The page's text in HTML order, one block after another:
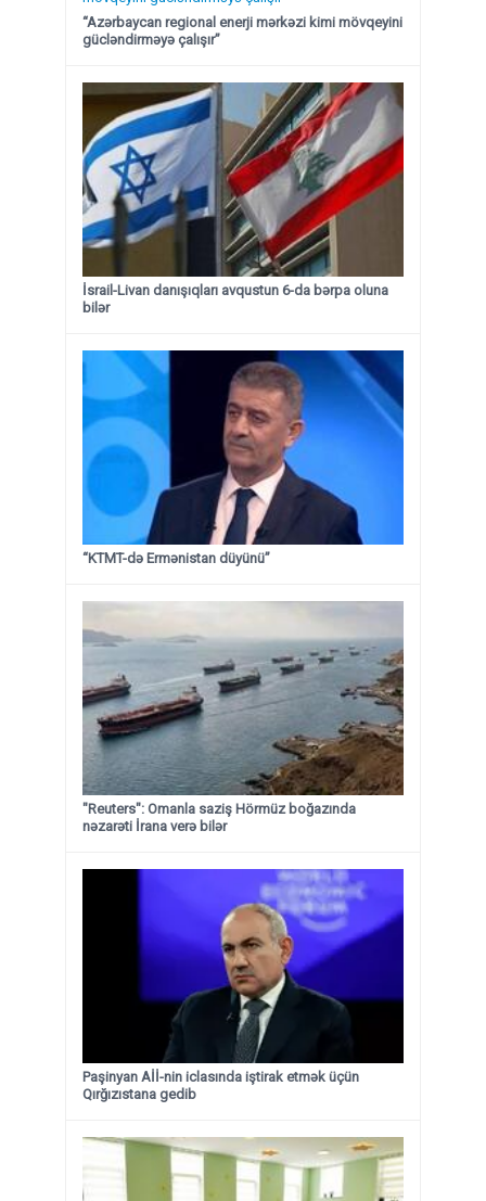
“Azərbaycan regional enerji mərkəzi kimi mövqeyini
gücləndirməyə çalışır”
İsrail-Livan danışıqları avqustun 6-da bərpa oluna
bilər
“KTMT-də Ermənistan düyünü”
"Reuters": Omanla saziş Hörmüz boğazında
nəzarəti İrana verə bilər
Paşinyan Aİİ-nin iclasında iştirak etmək üçün
Qırğızıstana gedib